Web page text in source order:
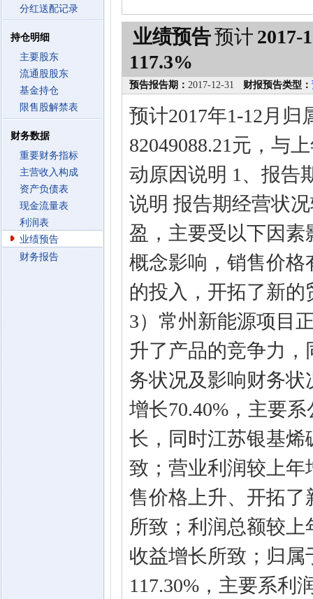
分红送配记录
持仓明细
主要股东
流通股股东
基金持仓
限售股解禁表
财务数据
重要财务指标
主营收入构成
资产负债表
现金流量表
利润表
业绩预告
财务报告
业绩预告预计 2017-
117.3%
预告报告期： 2017-12-31 财报预告类型：
预计2017年1-12月
82049088.21元，与
动原因说明 1、报告
说明 报告期经营状
盈，主要受以下因素
概念影响，销售价格
的投入，开拓了新
3）常州新能源项目
升了产品的竞争力
务状况及影响财务
增长70.40%，主要
长，同时江苏银基
致；营业利润较上年
售价格上升、开拓
所致；利润总额较上
收益增长所致；归
117.30%，主要系利